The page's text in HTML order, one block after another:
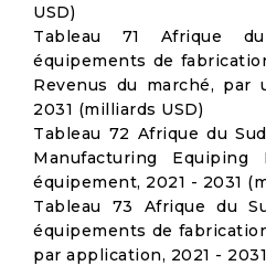
USD)
Tableau 71 Afrique
équipements de
Revenus du marché, par
2031 (milliards USD)
Tableau 72 Afrique du
Manufacturing Equiping
équipement, 2021 - 2031
Tableau 73 Afrique du
équipements de
par application, 2021 -